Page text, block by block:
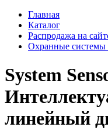
Главная
Каталог
Распродажа на
Охранные системы
System
линейный